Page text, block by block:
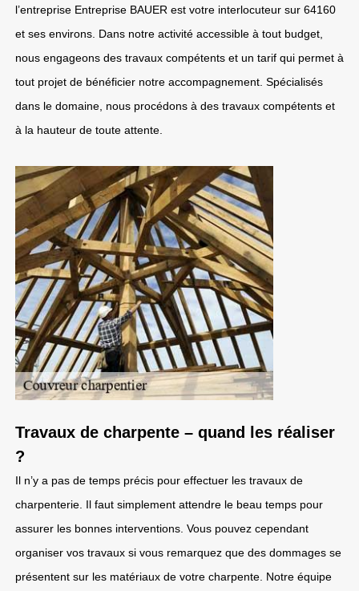
l’entreprise Entreprise BAUER est votre interlocuteur sur 64160
et ses environs. Dans notre activité accessible à tout budget,
nous engageons des travaux compétents et un tarif qui permet à
tout projet de bénéficier notre accompagnement. Spécialisés
dans le domaine, nous procédons à des travaux compétents et
à la hauteur de toute attente.
Travaux de charpente – quand les réaliser
?
Il n’y a pas de temps précis pour effectuer les travaux de
charpenterie. Il faut simplement attendre le beau temps pour
assurer les bonnes interventions. Vous pouvez cependant
organiser vos travaux si vous remarquez que des dommages se
présentent sur les matériaux de votre charpente. Notre équipe